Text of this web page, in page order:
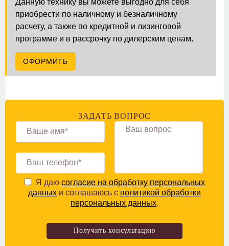
Данную технику вы можете выгодно для себя
приобрести по наличному и безналичному
расчету, а также по кредитной и лизинговой
программе и в рассрочку по дилерским ценам.
ОФОРМИТЬ
ЗАДАТЬ ВОПРОС
Я даю согласие на обработку персональных
данных и соглашаюсь с политикой обработки
персональных данных.